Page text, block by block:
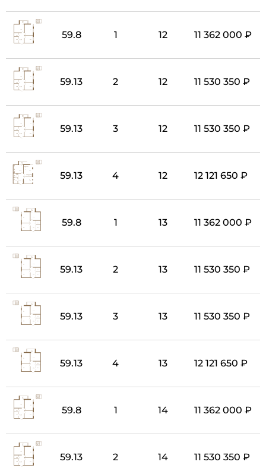
59.8 1 12 11 362 000 ₽
59.13 2 12 11 530 350 ₽
59.13 3 12 11 530 350 ₽
59.13 4 12 12 121 650 ₽
59.8 1 13 11 362 000 ₽
59.13 2 13 11 530 350 ₽
59.13 3 13 11 530 350 ₽
59.13 4 13 12 121 650 ₽
59.8 1 14 11 362 000 ₽
59.13 2 14 11 530 350 ₽